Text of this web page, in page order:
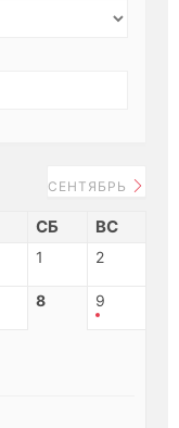
СЕНТЯБРЬ
СБ ВС
1 2
8 9